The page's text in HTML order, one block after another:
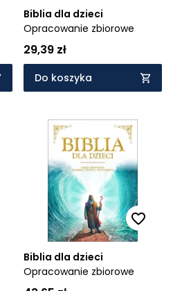
Biblia dla dzieci
Opracowanie zbiorowe
29,39 zł
Do koszyka
Biblia dla dzieci
Opracowanie zbiorowe